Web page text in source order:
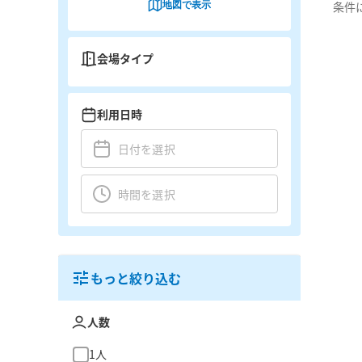
条件
地図で表示
会場タイプ
利用日時
もっと絞り込む
人数
1人